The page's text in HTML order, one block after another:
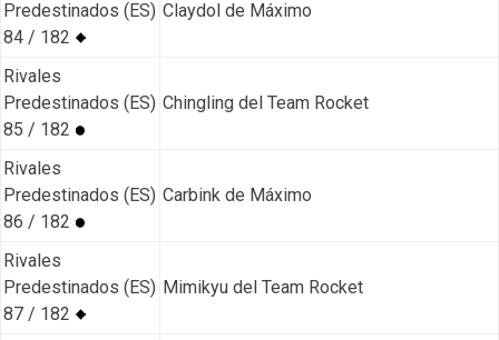
Predestinados (ES)
84 / 182
Claydol de Máximo
Rivales
Predestinados (ES)
85 / 182
Chingling del Team Rocket
Rivales
Predestinados (ES)
86 / 182
Carbink de Máximo
Rivales
Predestinados (ES)
87 / 182
Mimikyu del Team Rocket